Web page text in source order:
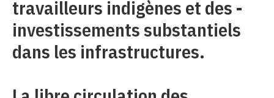
travailleurs indigènes et des ­
investissements substantiels
dans les infrastructures.